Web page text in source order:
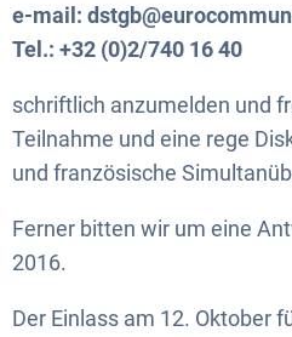
e-mail:
Tel.: +32 (0)2/740 16 40
schriftlich anzumelden und
Teilnahme und eine rege
und französische
Ferner bitten wir um eine
2016.
Der Einlass am 12. Oktober